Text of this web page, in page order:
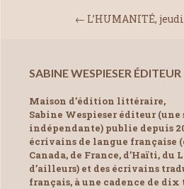
← L’HUMANITÉ, jeudi
SABINE WESPIESER ÉDITEUR
Maison d’édition littéraire,
Sabine Wespieser éditeur
indépendante) publie depuis
écrivains de langue française
Canada, de France, d’Haïti, du
d’ailleurs) et des écrivains
français, à une cadence de dix